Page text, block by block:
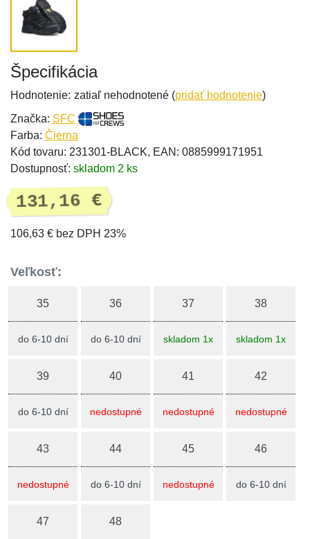
Špecifikácia
Hodnotenie: zatiaľ nehodnotené (pridať hodnotenie)
Značka: SFC
Farba: Čierna
Kód tovaru: 231301-BLACK, EAN: 0885999171951
Dostupnosť: skladom 2 ks
131,16 €
106,63 € bez DPH 23%
Veľkosť:
35
do 6-10 dní
36
do 6-10 dní
37
skladom 1x
38
skladom 1x
39
do 6-10 dní
40
nedostupné
41
nedostupné
42
nedostupné
43
nedostupné
44
do 6-10 dní
45
nedostupné
46
do 6-10 dní
47 48